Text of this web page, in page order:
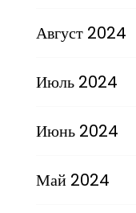
Август 2024
Июль 2024
Июнь 2024
Май 2024